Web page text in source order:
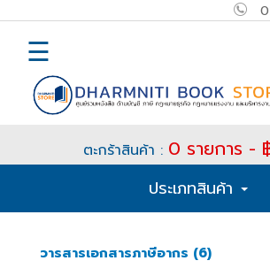
MAIN
MENU
E-
to
☰
ตะกร้าสินค้า : 0 รายการ -
ประเภทสินค้า
วารสารเอกสารภาษีอากร (6)